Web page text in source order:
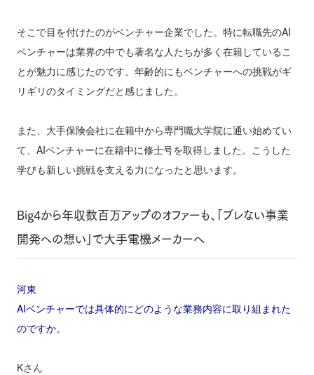
そこで目を付けたのがベンチャー企業でした。特に転職先のAI
ベンチャーは業界の中でも著名な人たちが多く在籍しているこ
とが魅力に感じたのです。年齢的にもベンチャーへの挑戦がギ
リギリのタイミングだと感じました。
また、大手保険会社に在籍中から専門職大学院に通い始めてい
て、AIベンチャーに在籍中に修士号を取得しました。こうした
学びも新しい挑戦を支える力になったと思います。
Big4から年収数百万アップのオファーも、「ブレない事業
開発への想い」で大手電機メーカーへ
河東
AIベンチャーでは具体的にどのような業務内容に取り組まれた
のですか。
Kさん